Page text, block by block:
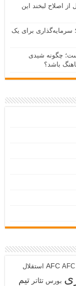
از اصلاح لبخند این
سرمایه‌گذاری برای یک
چگونه شیدی
باشد؟
AFC استقلال
بورس تئاتر تیم